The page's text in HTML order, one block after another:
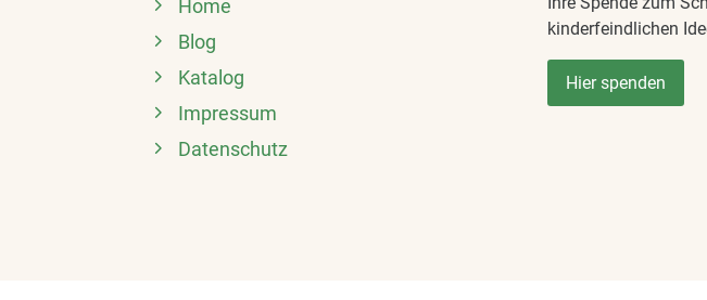
Home
Blog
Katalog
Impressum
Datenschutz
kinderfeindlichen
Hier spenden